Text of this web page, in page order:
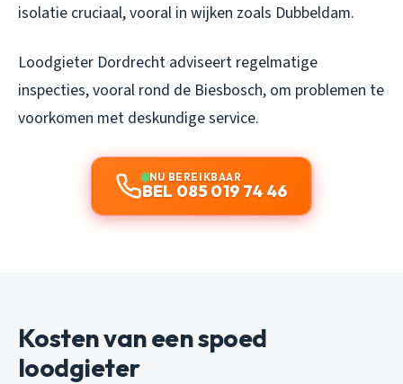
isolatie cruciaal, vooral in wijken zoals Dubbeldam.
Loodgieter Dordrecht adviseert regelmatige
inspecties, vooral rond de Biesbosch, om problemen te
voorkomen met deskundige service.
NU BEREIKBAAR
BEL 085 019 74 46
Kosten van een spoed
loodgieter